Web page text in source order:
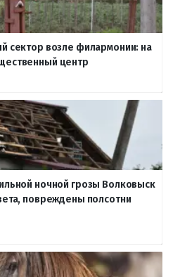
сектор возле филармонии: на
центр
ночной грозы Волковыск
повреждены полсотни